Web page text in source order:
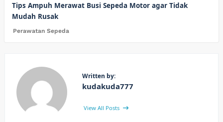
Tips Ampuh Merawat Busi Sepeda Motor agar Tidak
Mudah Rusak
Perawatan Sepeda
Written by:
kudakuda777
View All Posts